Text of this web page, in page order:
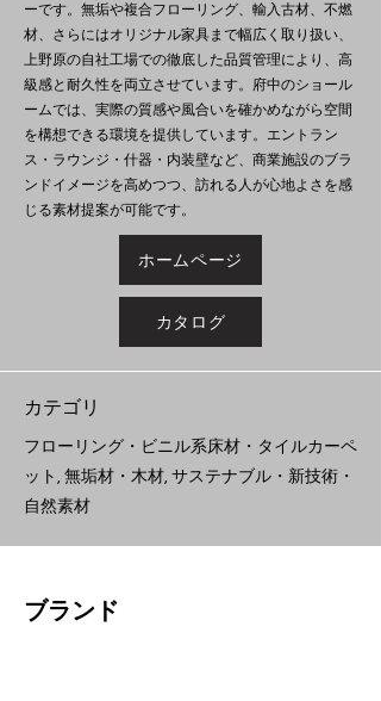
ーです。無垢や複合フローリング、輸入古材、不燃
材、さらにはオリジナル家具まで幅広く取り扱い、
上野原の自社工場での徹底した品質管理により、高
級感と耐久性を両立させています。府中のショール
ームでは、実際の質感や風合いを確かめながら空間
を構想できる環境を提供しています。エントラン
ス・ラウンジ・什器・内装壁など、商業施設のブラ
ンドイメージを高めつつ、訪れる人が心地よさを感
じる素材提案が可能です。
ホームページ
カタログ
​カテゴリ
フローリング・ビニル系床材・タイルカーペ
ット, 無垢材・木材, サステナブル・新技術・
自然素材
ブランド